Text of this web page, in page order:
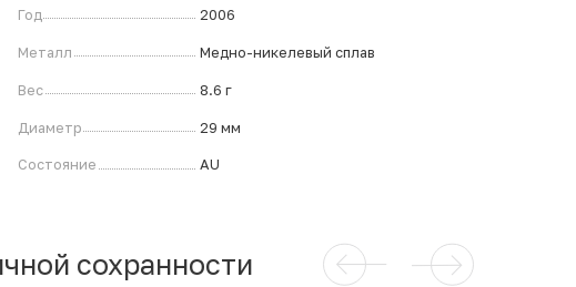
Год 2006
Металл Медно-никелевый сплав
Вес 8.6 г
Диаметр 29 мм
Состояние AU
сохранности